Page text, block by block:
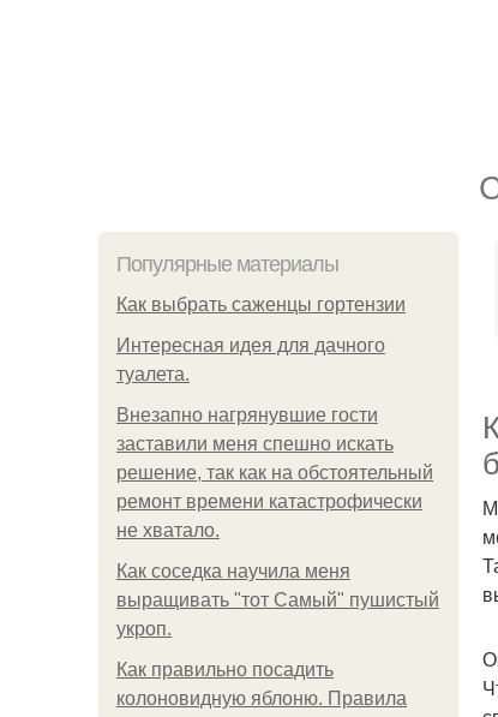
Популярные материалы
Как выбрать саженцы гортензии
Интересная идея для дачного
туалета.
Внезапно нагрянувшие гости
заставили меня спешно искать
решение, так как на обстоятельный
ремонт времени катастрофически
не хватало.
Как соседка научила меня
выращивать "тот Самый" пушистый
укроп.
Как правильно посадить
колоновидную яблоню. Правила